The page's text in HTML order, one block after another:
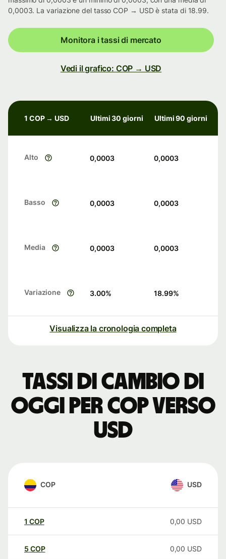
0,0003. La variazione del tasso COP → USD è stata di 18.99.
Monitora i tassi di mercato
Vedi il grafico: COP → USD
1 COP → USD Ultimi 30 giorni Ultimi 90 giorni
Alto 0,0003 0,0003
Basso 0,0003 0,0003
Media 0,0003 0,0003
Variazione 3.00% 18.99%
Visualizza la cronologia completa
Tassi di cambio di
oggi per COP verso
USD
COP USD
1 COP 0,00 USD
5 COP 0,00 USD